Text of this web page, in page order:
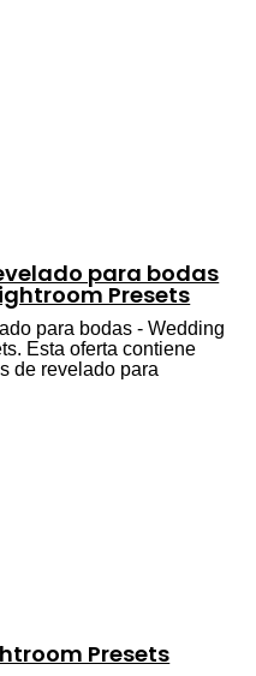
para bodas
Presets
para bodas - Wedding
Esta oferta contiene
de revelado para
Presets